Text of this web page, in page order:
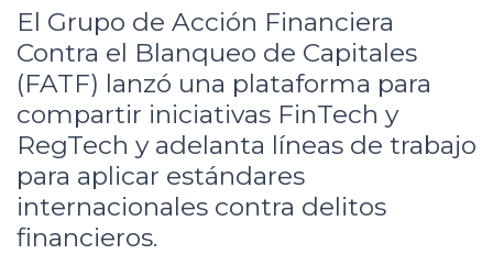
El Grupo de Acción Financiera
Contra el Blanqueo de Capitales
(FATF) lanzó una plataforma para
compartir iniciativas FinTech y
RegTech y adelanta líneas de trabajo
para aplicar estándares
internacionales contra delitos
financieros.